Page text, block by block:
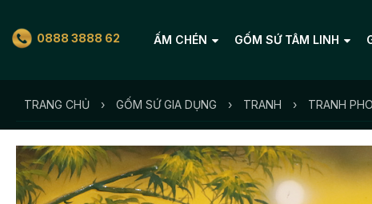
0888 3888 62 ẤM CHÉN GỐM SỨ TÂM LINH
TRANG CHỦ › GỐM SỨ GIA DỤNG › TRANH › TRANH